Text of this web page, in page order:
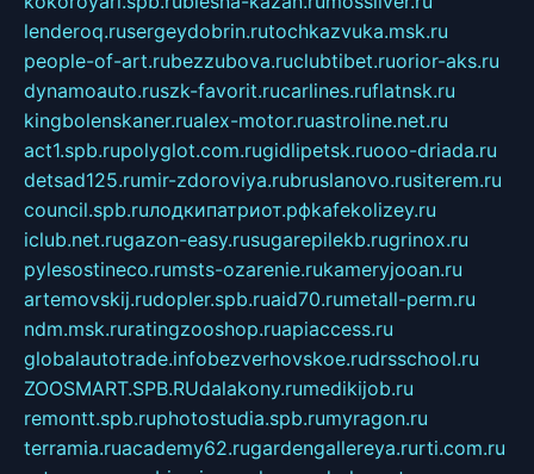
lenderoq.rusergeydobrin.rutochkazvuka.msk.ru
people-of-art.rubezzubova.ruclubtibet.ruorior-aks.ru
dynamoauto.ruszk-favorit.rucarlines.ruflatnsk.ru
kingbolenskaner.rualex-motor.ruastroline.net.ru
act1.spb.rupolyglot.com.rugidlipetsk.ruooo-driada.ru
detsad125.rumir-zdoroviya.rubruslanovo.rusiterem.ru
council.spb.ruлодкипатриот.рфkafekolizey.ru
iclub.net.rugazon-easy.rusugarepilekb.rugrinox.ru
pylesostineco.rumsts-ozarenie.rukameryjooan.ru
artemovskij.rudopler.spb.ruaid70.rumetall-perm.ru
ndm.msk.ruratingzooshop.ruapiaccess.ru
globalautotrade.infobezverhovskoe.rudrsschool.ru
ZOOSMART.SPB.RUdalakony.rumedikijob.ru
remontt.spb.ruphotostudia.spb.rumyragon.ru
terramia.ruacademy62.rugardengallereya.rurti.com.ru